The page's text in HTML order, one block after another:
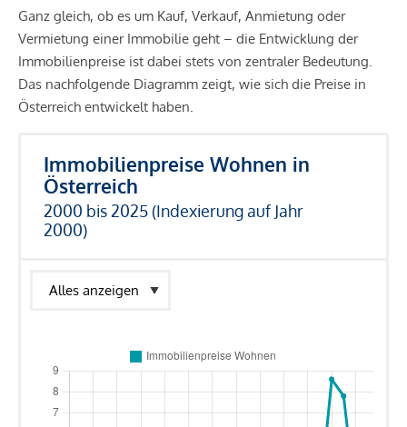
Ganz gleich, ob es um Kauf, Verkauf, Anmietung oder
Vermietung einer Immobilie geht – die Entwicklung der
Immobilienpreise ist dabei stets von zentraler Bedeutung.
Das nachfolgende Diagramm zeigt, wie sich die Preise in
Österreich entwickelt haben.
Immobilienpreise Wohnen in
Österreich
2000 bis 2025 (Indexierung auf Jahr
2000)